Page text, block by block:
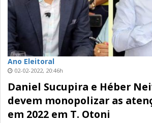
Ano Eleitoral
02-02-2022, 20:46h
Daniel Sucupira e Héber
devem monopolizar as
em 2022 em T. Otoni